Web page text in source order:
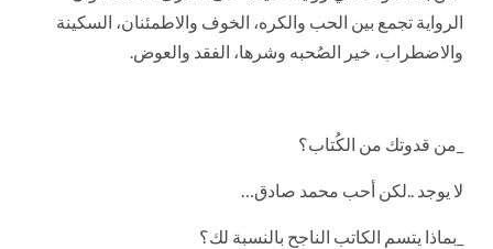
الرواية تجمع بين الحب والكره، الخوف والاطمئنان، السكينة
والاضطراب، خير الصُحبه وشرها، الفقد والعوض.
_من قدوتك من الكُتاب؟
لا يوجد ..لكن أحب محمد صادق…
_بماذا يتسم الكاتب الناجح بالنسبة لك؟